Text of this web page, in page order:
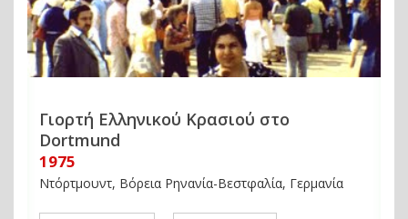
Γιορτή Ελληνικού Κρασιού στο
Dortmund
1975
Ντόρτμουντ, Βόρεια Ρηνανία-Βεστφαλία, Γερμανία